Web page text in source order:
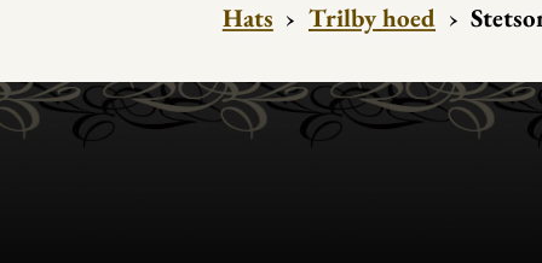
Hats › Trilby hoed ›